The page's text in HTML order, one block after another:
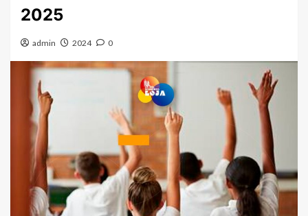
2025
admin 2024 0